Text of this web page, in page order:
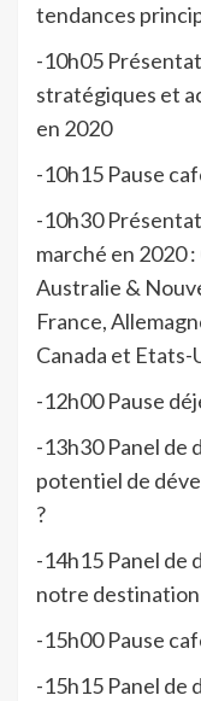
tendances
-10h05
stratégiques et
en 2020
-10h15 Pause
-10h30
marché en 2020
Australie &
France,
Canada et Etats-
-12h00 Pause
-13h30 Panel de
potentiel de
?
-14h15 Panel de
notre
-15h00 Pause
-15h15 Panel de